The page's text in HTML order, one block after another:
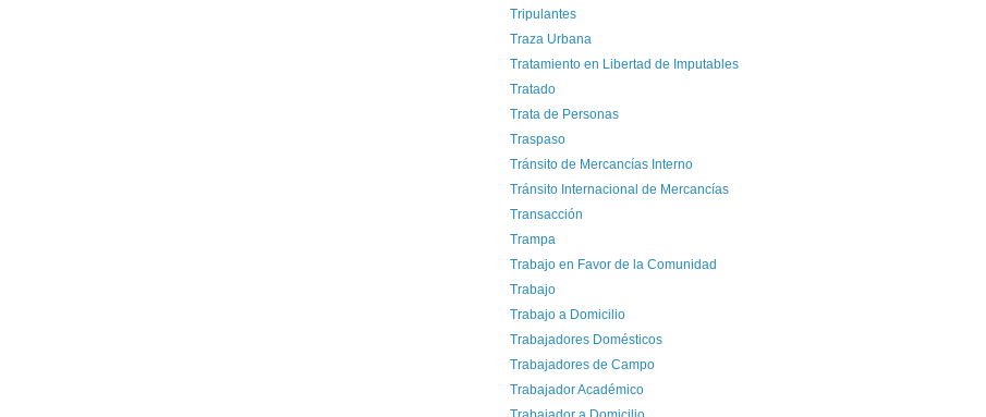
Tripulantes
Traza Urbana
Tratamiento en Libertad de Imputables
Tratado
Trata de Personas
Traspaso
Tránsito de Mercancías Interno
Tránsito Internacional de Mercancías
Transacción
Trampa
Trabajo en Favor de la Comunidad
Trabajo
Trabajo a Domicilio
Trabajadores Domésticos
Trabajadores de Campo
Trabajador Académico